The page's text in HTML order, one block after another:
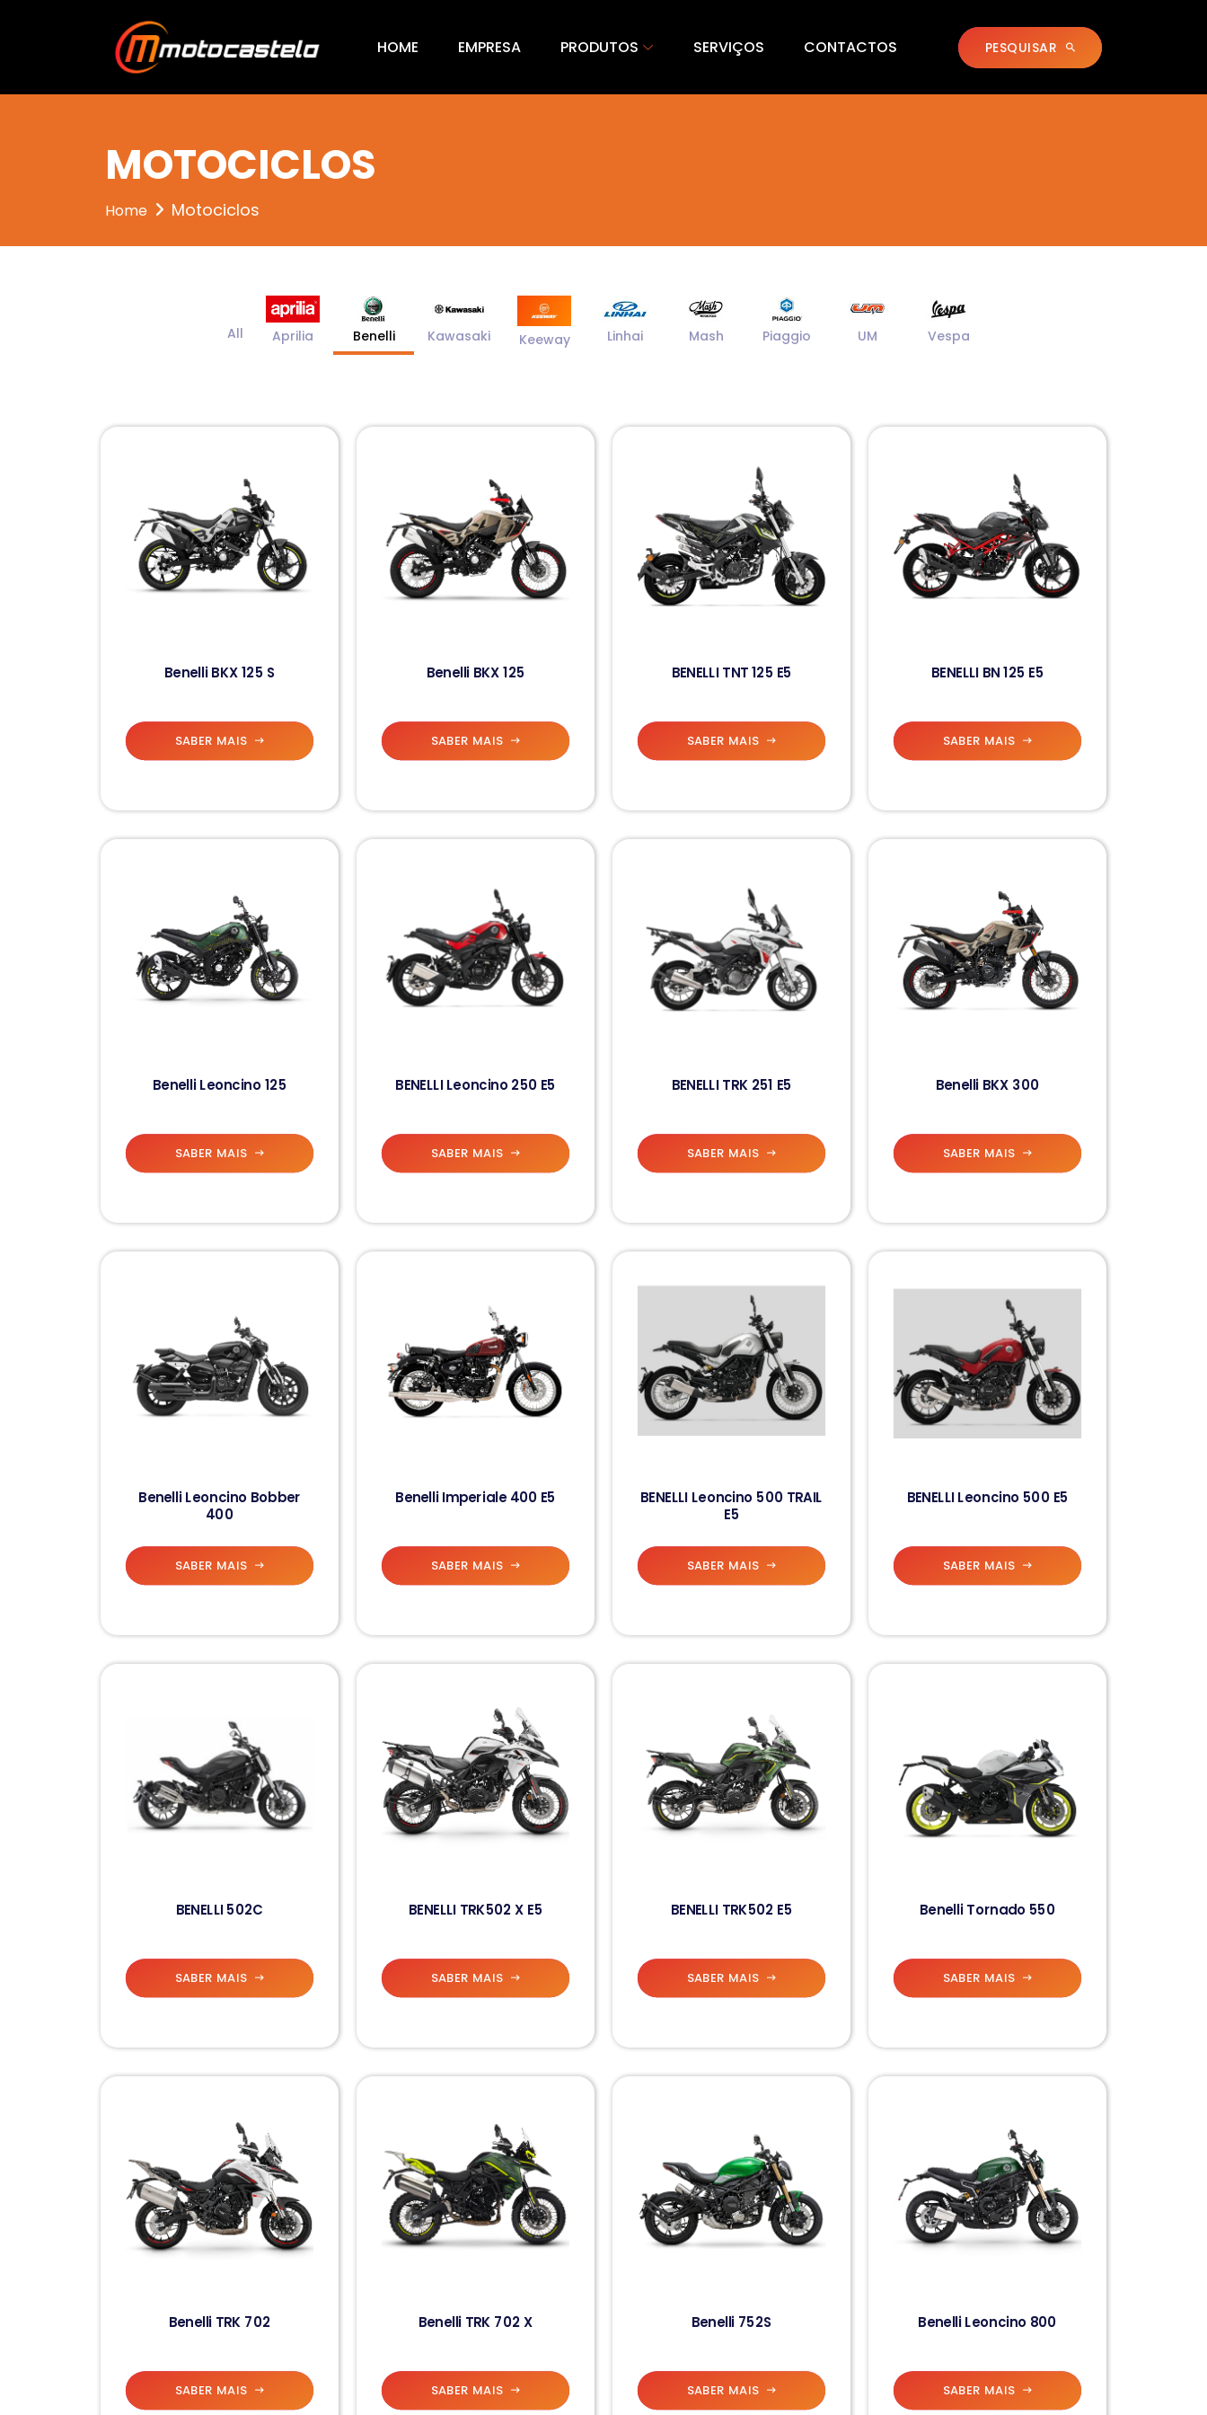
HOME EMPRESA PRODUTOS SERVIÇOS CONTACTOS PESQUISAR
MOTOCICLOS
Home Motociclos
All Aprilia Benelli Kawasaki Keeway Linhai Mash Piaggio UM Vespa
Benelli BKX 125 S
SABER MAIS
Benelli BKX 125
SABER MAIS
BENELLI TNT 125 E5
SABER MAIS
BENELLI BN 125 E5
SABER MAIS
Benelli Leoncino 125
SABER MAIS
BENELLI Leoncino 250 E5
SABER MAIS
BENELLI TRK 251 E5
SABER MAIS
Benelli BKX 300
SABER MAIS
Benelli Leoncino Bobber
400
SABER MAIS
Benelli Imperiale 400 E5
SABER MAIS
BENELLI Leoncino 500 TRAIL
E5
SABER MAIS
BENELLI Leoncino 500 E5
SABER MAIS
BENELLI 502C
SABER MAIS
BENELLI TRK502 X E5
SABER MAIS
BENELLI TRK502 E5
SABER MAIS
Benelli Tornado 550
SABER MAIS
Benelli TRK 702
SABER MAIS
Benelli TRK 702 X
SABER MAIS
Benelli 752S
SABER MAIS
Benelli Leoncino 800
SABER MAIS